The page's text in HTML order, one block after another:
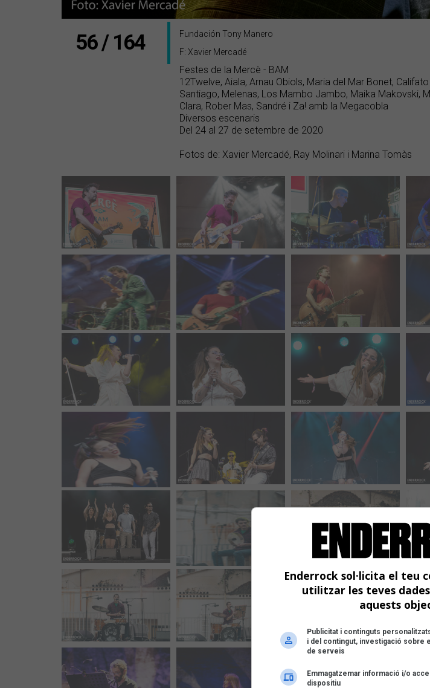
56 / 164
Fundación Tony Manero
F: Xavier Mercadé
Festes de la Mercè - BAM
12Twelve, Aiala, Arnau Obiols, Maria del Mar Bonet,
Santiago, Melenas, Los Mambo Jambo, Maika Makovski,
Clara, Rober Mas, Sandré i Za! amb la Megacobla
Diversos escenaris
Del 24 al 27 de setembre de 2020
Fotos de: Xavier Mercadé, Ray Molinari i Marina Tomàs
Enderrock sol·licita el teu
utilitzar les teves
aquests
Publicitat i continguts
i del contingut, investigació sobre
de serveis
Emmagatzemar informació i/o
dispositiu